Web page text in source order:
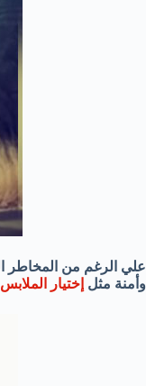
علي الرغم من المخاطر
وأمنة مثل إختيار